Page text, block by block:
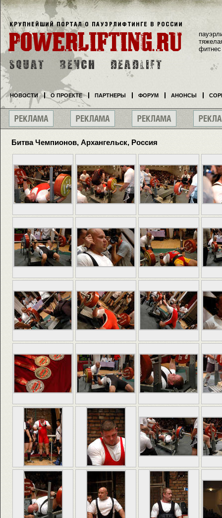
Битва Чемпионов, Архангельск, Россия
фитнес
НОВОСТИ О ПРОЕКТЕ ПАРТНЕРЫ ФОРУМ АНОНСЫ